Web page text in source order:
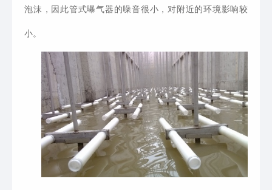
泡沫，因此管式曝气器的噪音很小，对附近的环境影响较
小。